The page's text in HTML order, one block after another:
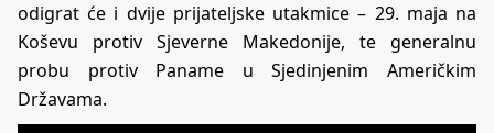
odigrat će i dvije prijateljske utakmice – 29. maja na
Koševu protiv Sjeverne Makedonije, te generalnu
probu protiv Paname u Sjedinjenim Američkim
Državama.